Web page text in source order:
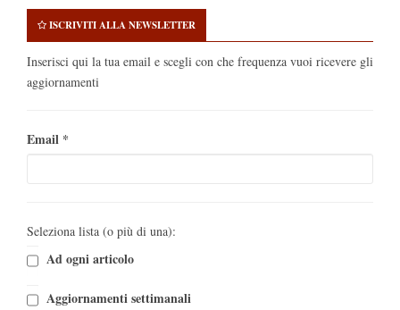
ISCRIVITI ALLA NEWSLETTER
Inserisci qui la tua email e scegli con che frequenza vuoi ricevere gli
aggiornamenti
Email *
Seleziona lista (o più di una):
Ad ogni articolo
Aggiornamenti settimanali